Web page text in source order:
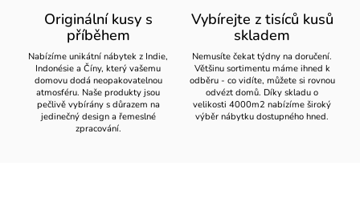
Originální kusy s
příběhem
Nabízíme unikátní nábytek z Indie,
Indonésie a Číny, který vašemu
domovu dodá neopakovatelnou
atmosféru. Naše produkty jsou
pečlivě vybírány s důrazem na
jedinečný design a řemeslné
zpracování.
Vybírejte z tisíců kusů
skladem
Nemusíte čekat týdny na doručení.
Většinu sortimentu máme ihned k
odběru - co vidíte, můžete si rovnou
odvézt domů. Díky skladu o
velikosti 4000m2 nabízíme široký
výběr nábytku dostupného hned.